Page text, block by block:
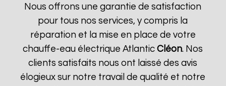
Nous offrons une garantie de satisfaction
pour tous nos services, y compris la
réparation et la mise en place de votre
chauffe-eau électrique AtlanticCléon. Nos
clients satisfaits nous ont laissé des avis
élogieux sur notre travail de qualité et notre